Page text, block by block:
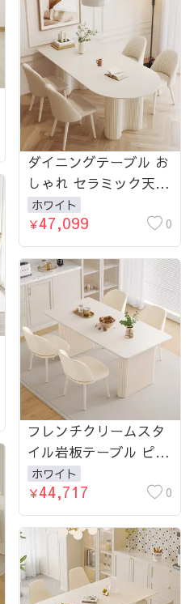
ダイニングテーブル お
しゃれ セラミック天板
半円 テーブル モダン
で高級感あるアイラン
ド一体型 hxh-5687
ホワイト
￥47,099 0
フレンチクリームスタ
イル岩板テーブル ピュ
アホワイトの軽ラグジ
ュアリーモダンダイニ
ング hxh-5695
ホワイト
￥44,717 0